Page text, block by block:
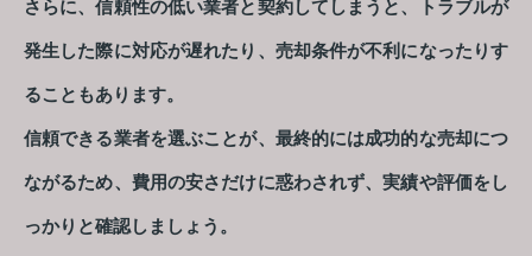
さらに、信頼性の低い業者と契約してしまうと、トラブルが
発生した際に対応が遅れたり、売却条件が不利になったりす
ることもあります。
信頼できる業者を選ぶことが、最終的には成功的な売却につ
ながるため、費用の安さだけに惑わされず、実績や評価をし
っかりと確認しましょう。